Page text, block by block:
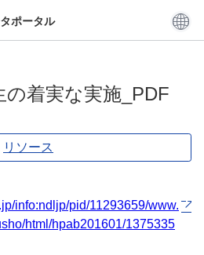
ポータル
着実な実施_PDF
リソース
info:ndljp/pid/11293659/www.
html/hpab201601/1375335